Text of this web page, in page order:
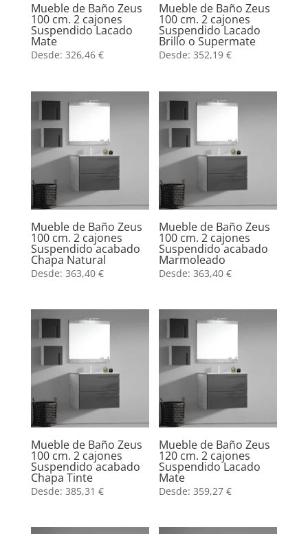
Mueble de Baño Zeus
100 cm. 2 cajones
Suspendido Lacado
Mate
Desde: 326,46 €
Mueble de Baño Zeus
100 cm. 2 cajones
Suspendido Lacado
Brillo o Supermate
Desde:352,19€
Mueble de Baño Zeus
100 cm. 2 cajones
Suspendido acabado
Chapa Natural
Desde: 363,40 €
Mueble de Baño Zeus
100 cm. 2 cajones
Suspendido acabado
Marmoleado
Desde:363,40€
Mueble de Baño Zeus
100 cm. 2 cajones
Suspendido acabado
Chapa Tinte
Desde: 385,31 €
Mueble de Baño Zeus
120 cm. 2 cajones
Suspendido Lacado
Mate
Desde:359,27€